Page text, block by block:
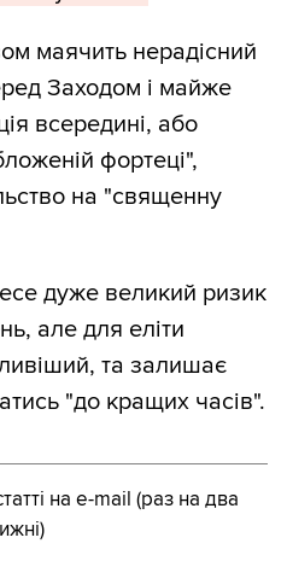
маячить нерадісний
Заходом і майже
всередині, або
фортеці",
на "священну
дуже великий ризик
але для еліти
та залишає
"до кращих часів".
на e-mail (раз на два